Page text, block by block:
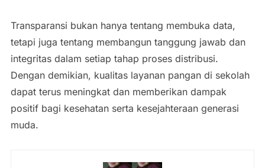
Transparansi bukan hanya tentang membuka data,
tetapi juga tentang membangun tanggung jawab dan
integritas dalam setiap tahap proses distribusi.
Dengan demikian, kualitas layanan pangan di sekolah
dapat terus meningkat dan memberikan dampak
positif bagi kesehatan serta kesejahteraan generasi
muda.